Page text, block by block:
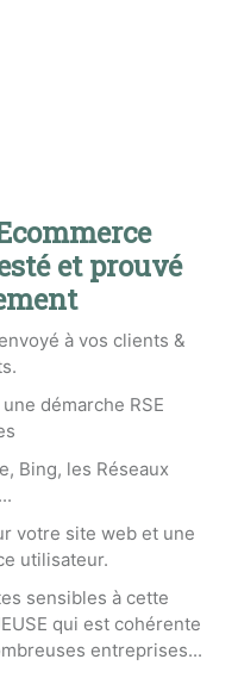
et prouvé
à vos clients &
démarche RSE
Bing, les Réseaux
votre site web et une
utilisateur.
sensibles à cette
qui est cohérente
entreprises...